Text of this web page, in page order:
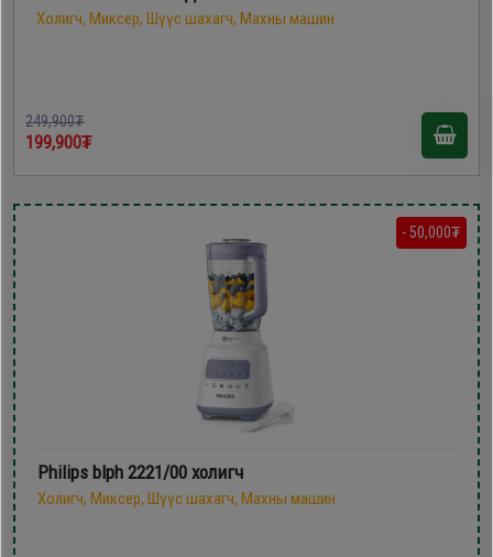
Холигч, Миксер, Шүүс шахагч, Махны машин
249,900₮
199,900₮
- 50,000₮
Philips blph 2221/00 холигч
Холигч, Миксер, Шүүс шахагч, Махны машин